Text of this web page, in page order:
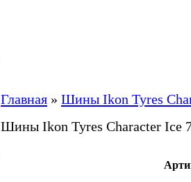
Главная » Шины Ikon Tyres
Шины Ikon Tyres Character Ice